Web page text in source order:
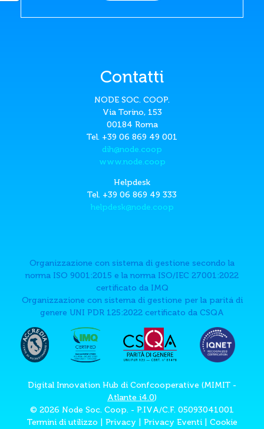
Contatti
NODE SOC. COOP.
Via Torino, 153
00184 Roma
Tel. +39 06 869 49 001
dih@node.coop
www.node.coop
Helpdesk
Tel. +39 06 869 49 333
helpdesk@node.coop
Organizzazione con sistema di gestione secondo la
norma ISO 9001:2015 e la norma ISO/IEC 27001:2022
certificato da IMQ
Organizzazione con sistema di gestione per la paritá di
genere UNI PDR 125:2022 certificato da CSQA
Digital Innovation Hub di Confcooperative (MIMIT -
Atlante i4.0)
© 2026 Node Soc. Coop. - P.IVA/C.F. 05093041001
Termini di utilizzo
Privacy Privacy Eventi| Cookie